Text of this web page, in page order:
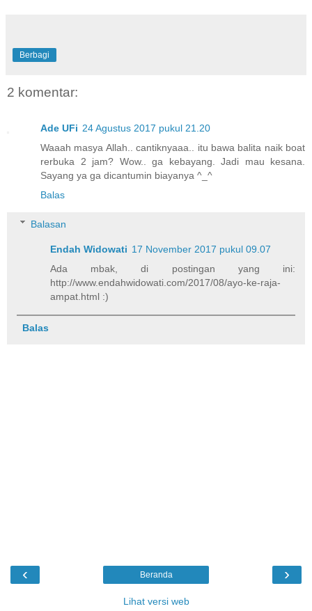
Berbagi
2 komentar:
Ade UFi 24 Agustus 2017 pukul 21.20
Waaah masya Allah.. cantiknyaaa.. itu bawa balita naik boat
rerbuka 2 jam? Wow.. ga kebayang. Jadi mau kesana.
Sayang ya ga dicantumin biayanya ^_^
Balas
Balasan
Endah Widowati 17 November 2017 pukul 09.07
Ada mbak, di postingan yang ini:
http://www.endahwidowati.com/2017/08/ayo-ke-raja-
ampat.html :)
Balas
‹ ›
Beranda
Lihat versi web